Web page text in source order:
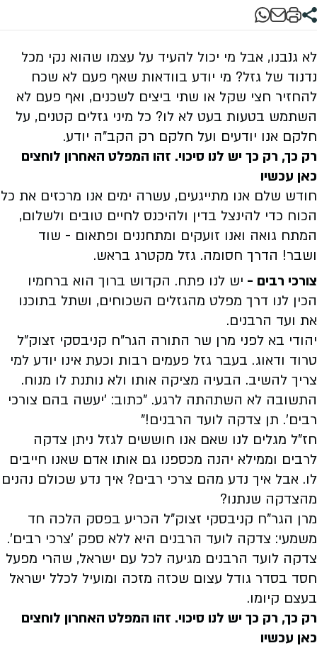
לא גנבנו, אבל מי יכול להעיד על עצמו שהוא נקי מכל
נדנוד של גזל? מי יודע בוודאות שאף פעם לא שכח
להחזיר חצי שקל או שתי ביצים לשכנים, ואף פעם לא
השתמש בטעות בעט לא לו? כל מיני גזלים קטנים, על
חלקם אנו יודעים ועל חלקם רק הקב"ה יודע.
רק כך, רק כך יש לנו סיכוי. זהו המפלט האחרון לוחצים
כאן עכשיו
חודש שלם אנו מתייגעים, עשרה ימים אנו מרכזים את כל
הכוח כדי להינצל בדין ולהיכנס לחיים טובים ולשלום,
המתח גואה ואנו זועקים ומתחננים ופתאום - שוד
ושבר! הדרך חסומה. גזל מקטרג בראש.
צורכי רבים - יש לנו פתח. הקדוש ברוך הוא ברחמיו
הכין לנו דרך מפלט מהגזלים השכוחים, ושתל בתוכנו
את ועד הרבנים.
יהודי בא לפני מרן שר התורה הגר"ח קניבסקי זצוק"ל
טרוד ודאוג. בעבר גזל פעמים רבות וכעת אינו יודע למי
צריך להשיב. הבעיה מציקה אותו ולא נותנת לו מנוח.
התשובה לא השתהתה לרגע. "כתוב: 'יעשה בהם צורכי
רבים'. תן צדקה לועד הרבנים!"
חז"ל מגלים לנו שאם אנו חוששים לגזל ניתן צדקה
לרבים וממילא יהנה מכספנו גם אותו אדם שאנו חייבים
לו. אבל איך נדע מהם צרכי רבים? איך נדע שכולם נהנים
מהצדקה שנתנו?
מרן הגר"ח קניבסקי זצוק"ל הכריע בפסק הלכה חד
משמעי: צדקה לועד הרבנים היא ללא ספק 'צרכי רבים'.
צדקה לועד הרבנים מגיעה לכל עם ישראל, שהרי מפעל
חסד בסדר גודל עצום שכזה מזכה ומועיל לכלל ישראל
בעצם קיומו.
רק כך, רק כך יש לנו סיכוי. זהו המפלט האחרון לוחצים
כאן עכשיו